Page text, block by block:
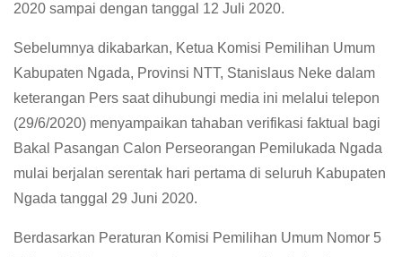
2020 sampai dengan tanggal 12 Juli 2020.
Sebelumnya dikabarkan, Ketua Komisi Pemilihan Umum
Kabupaten Ngada, Provinsi NTT, Stanislaus Neke dalam
keterangan Pers saat dihubungi media ini melalui telepon
(29/6/2020) menyampaikan tahaban verifikasi faktual bagi
Bakal Pasangan Calon Perseorangan Pemilukada Ngada
mulai berjalan serentak hari pertama di seluruh Kabupaten
Ngada tanggal 29 Juni 2020.
Berdasarkan Peraturan Komisi Pemilihan Umum Nomor 5